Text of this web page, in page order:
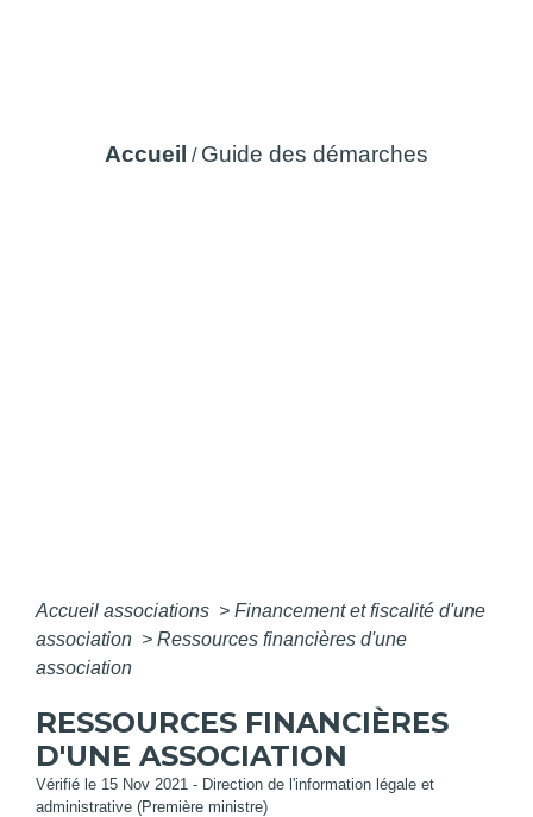
Accueil / Guide des démarches
Accueil associations > Financement et fiscalité d'une
association > Ressources financières d'une
association
RESSOURCES FINANCIÈRES
D'UNE ASSOCIATION
Vérifié le 15 Nov 2021 - Direction de l'information légale et
administrative (Première ministre)